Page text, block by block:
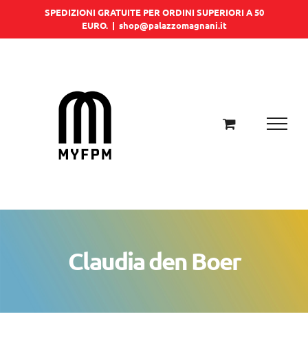
SPEDIZIONI GRATUITE PER ORDINI SUPERIORI A 50
EURO. | shop@palazzomagnani.it
Claudia den Boer